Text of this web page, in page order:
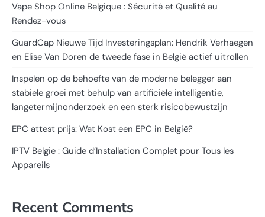
Vape Shop Online Belgique : Sécurité et Qualité au
Rendez-vous
GuardCap Nieuwe Tijd Investeringsplan: Hendrik Verhaegen
en Elise Van Doren de tweede fase in België actief uitrollen
Inspelen op de behoefte van de moderne belegger aan
stabiele groei met behulp van artificiële intelligentie,
langetermijnonderzoek en een sterk risicobewustzijn
EPC attest prijs: Wat Kost een EPC in België?
IPTV Belgie : Guide d’Installation Complet pour Tous les
Appareils
Recent Comments